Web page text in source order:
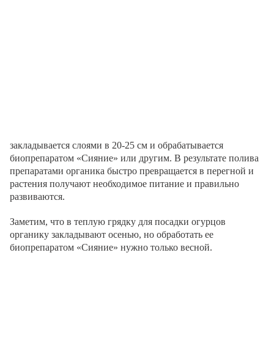
закладывается слоями в 20-25 см и обрабатывается
биопрепаратом «Сияние» или другим. В результате полива
препаратами органика быстро превращается в перегной и
растения получают необходимое питание и правильно
развиваются.
Заметим, что в теплую грядку для посадки огурцов
органику закладывают осенью, но обработать ее
биопрепаратом «Сияние» нужно только весной.